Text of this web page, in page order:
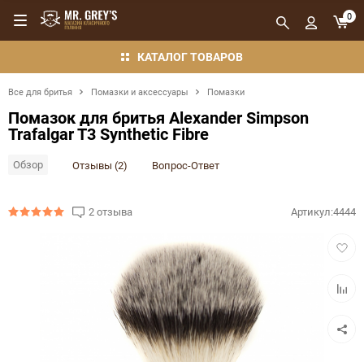
КАТАЛОГ ТОВАРОВ
0
Все для бритья Помазки и аксессуары Помазки
Помазок для бритья Alexander Simpson
Trafalgar T3 Synthetic Fibre
Обзор Отзывы (2) Вопрос-Ответ
Артикул:4444
2 отзыва